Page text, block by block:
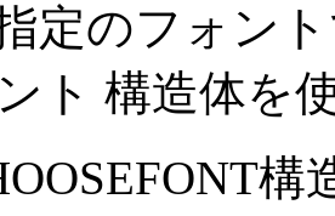
定のフォン
ト 構造体を